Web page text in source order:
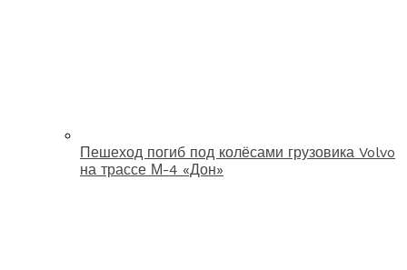
Пешеход погиб под колёсами грузовика Volvo
на трассе М-4 «Дон»